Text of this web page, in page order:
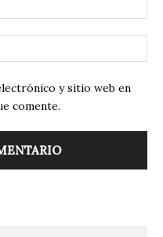
y sitio web en
comente.